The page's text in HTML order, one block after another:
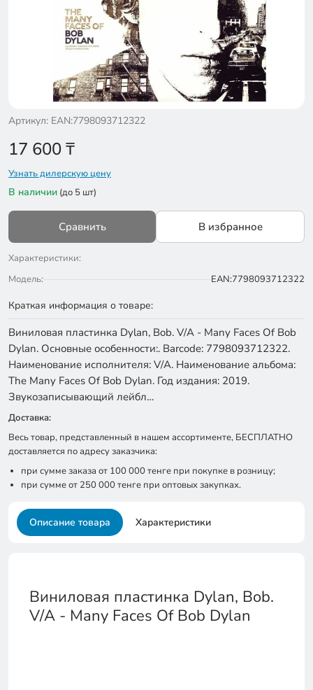
Артикул: EAN:7798093712322
17 600₸
Узнать дилерскую цену
В наличии (до 5 шт)
Сравнить В избранное
Характеристики:
Модель:
EAN:7798093712322
Краткая информация о товаре:
Виниловая пластинка Dylan, Bob. V/A - Many Faces Of Bob
Dylan. Основные особенности:. Barcode: 7798093712322.
Наименование исполнителя: V/A. Наименование альбома:
The Many Faces Of Bob Dylan. Год издания: 2019.
Звукозаписывающий лейбл…
Доставка:
Весь товар, представленный в нашем ассортименте, БЕСПЛАТНО
доставляется по адресу заказчика:
при сумме заказа от 100 000 тенге при покупке в розницу;
при сумме от 250 000 тенге при оптовых закупках.
Описание товара Характеристики
Виниловая пластинка Dylan, Bob.
V/A - Many Faces Of Bob Dylan